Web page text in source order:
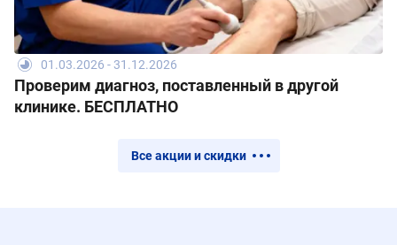
01.03.2026 - 31.12.2026
Проверим диагноз, поставленный в другой
клинике. БЕСПЛАТНО
Все акции и скидки